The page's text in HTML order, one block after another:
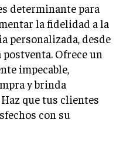
DE CONFLICTOS
Y REGULACIONES
DE ESTUDIO
determinante para
la fidelidad a la
personalizada, desde
Ofrece un
impecable,
y brinda
que tus clientes
con su